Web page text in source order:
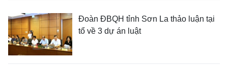
Đoàn ĐBQH tỉnh Sơn La thảo luận tại
tổ về 3 dự án luật